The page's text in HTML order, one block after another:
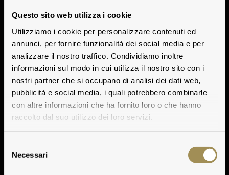
Questo sito web utilizza i cookie
Utilizziamo i cookie per personalizzare contenuti ed
annunci, per fornire funzionalità dei social media e per
analizzare il nostro traffico. Condividiamo inoltre
informazioni sul modo in cui utilizza il nostro sito con i
nostri partner che si occupano di analisi dei dati web,
pubblicità e social media, i quali potrebbero combinarle
con altre informazioni che ha fornito loro o che hanno
raccolto dal suo utilizzo dei loro servizi.
delNecessari